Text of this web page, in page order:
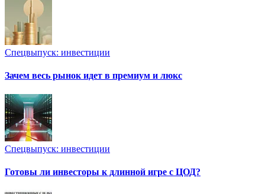
Спецвыпуск: инвестиции
Зачем весь рынок идет в премиум и люкс
Спецвыпуск: инвестиции
Готовы ли инвесторы к длинной игре с ЦОД?